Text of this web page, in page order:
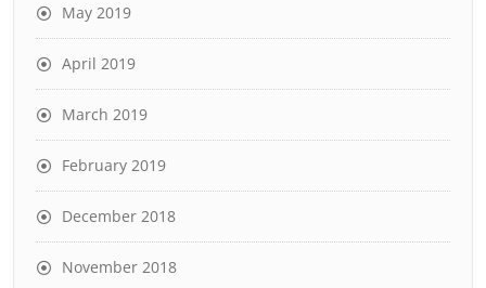
May 2019
April 2019
March 2019
February 2019
December 2018
November 2018